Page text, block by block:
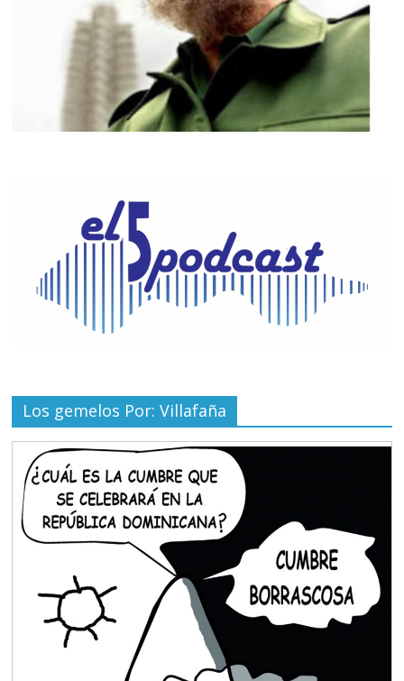
Los gemelos Por: Villafaña